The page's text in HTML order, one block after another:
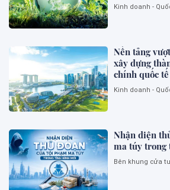
Kinh doanh -
Nền tảng
xây dựng
chính quốc tế
Kinh doanh -
Nhận diện
ma túy
Bên khung cửa